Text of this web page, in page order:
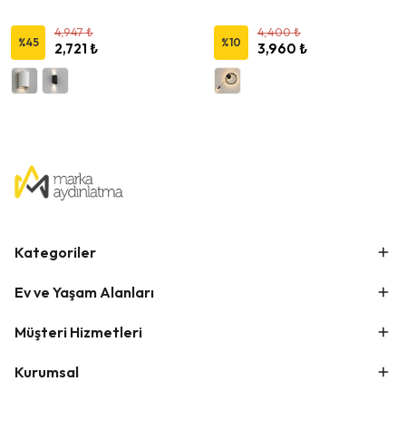
%45
4,947 ₺
2,721 ₺ %10
4,400 ₺
3,960 ₺
Kategoriler
Ev ve Yaşam Alanları
Müşteri Hizmetleri
Kurumsal